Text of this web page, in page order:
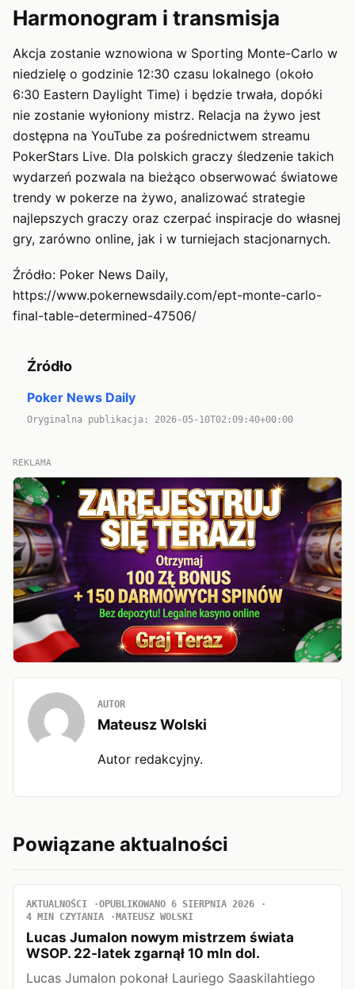
Harmonogram i transmisja
Akcja zostanie wznowiona w Sporting Monte-Carlo w
niedzielę o godzinie 12:30 czasu lokalnego (około
6:30 Eastern Daylight Time) i będzie trwała, dopóki
nie zostanie wyłoniony mistrz. Relacja na żywo jest
dostępna na YouTube za pośrednictwem streamu
PokerStars Live. Dla polskich graczy śledzenie takich
wydarzeń pozwala na bieżąco obserwować światowe
trendy w pokerze na żywo, analizować strategie
najlepszych graczy oraz czerpać inspiracje do własnej
gry, zarówno online, jak i w turniejach stacjonarnych.
Źródło: Poker News Daily,
https://www.pokernewsdaily.com/ept-monte-carlo-
final-table-determined-47506/
Źródło
Poker News Daily
Oryginalna publikacja: 2026-05-10T02:09:40+00:00
REKLAMA
AUTOR
Mateusz Wolski
Autor redakcyjny.
Powiązane aktualności
AKTUALNOŚCI
OPUBLIKOWANO 6 SIERPNIA 2026
4 MIN CZYTANIA
MATEUSZ WOLSKI
Lucas Jumalon nowym mistrzem świata
WSOP. 22-latek zgarnął 10 mln dol.
Lucas Jumalon pokonał Lauriego Saaskilahtiego